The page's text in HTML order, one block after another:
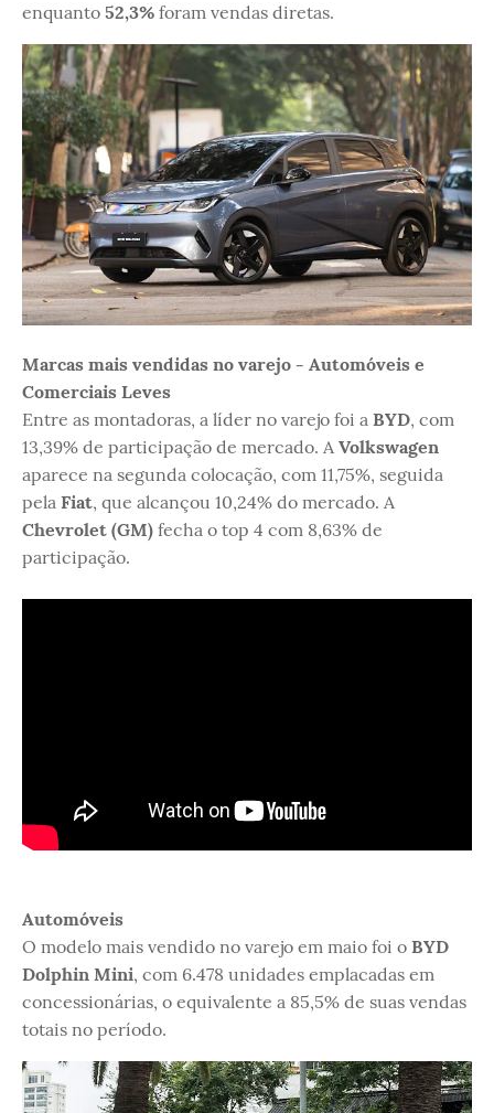
enquanto 52,3% foram vendas diretas.
Marcas mais vendidas no varejo - Automóveis e
Comerciais Leves
Entre as montadoras, a líder no varejo foi a BYD, com
13,39% de participação de mercado. A Volkswagen
aparece na segunda colocação, com 11,75%, seguida
pela Fiat, que alcançou 10,24% do mercado. A
Chevrolet (GM) fecha o top 4 com 8,63% de
participação.
Automóveis
O modelo mais vendido no varejo em maio foi o BYD
Dolphin Mini, com 6.478 unidades emplacadas em
concessionárias, o equivalente a 85,5% de suas vendas
totais no período.